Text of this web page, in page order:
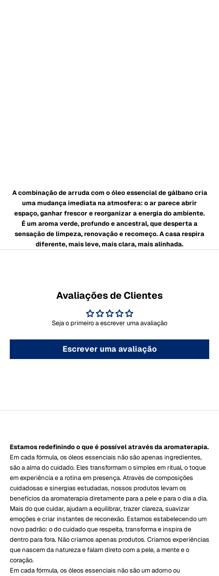
A combinação de arruda com o óleo essencial de gálbano cria
uma mudança imediata na atmosfera: o ar parece abrir
espaço, ganhar frescor e reorganizar a energia do ambiente.
É um aroma verde, profundo e ancestral, que desperta a
sensação de limpeza, renovação e recomeço. A casa respira
diferente, mais leve, mais clara, mais alinhada.
Avaliações de Clientes
Seja o primeiro a escrever uma avaliação
Escrever uma avaliação
Estamos redefinindo o que é possível através da aromaterapia.
Em cada fórmula, os óleos essenciais não são apenas ingredientes,
são a alma do cuidado. Eles transformam o simples em ritual, o toque
em experiência e a rotina em presença. Através de composições
cuidadosas e sinergias estudadas, nossos produtos levam os
benefícios da aromaterapia diretamente para a pele e para o dia a dia.
Mais do que cuidar, ajudam a equilibrar, trazer clareza, suavizar
emoções e criar instantes de reconexão. Estamos estabelecendo um
novo padrão: o do cuidado que respeita, transforma e inspira de
dentro para fora. Não criamos apenas produtos. Criamos experiências
que nascem da natureza e falam direto com a pele, a mente e o
coração.
Em cada fórmula, os óleos essenciais não são um adorno ou